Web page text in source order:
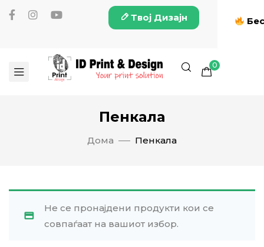
Твој Дизајн
0
Пенкала
Дома Пенкала
Не се пронајдени продукти кои се
совпаѓаат на вашиот избор.